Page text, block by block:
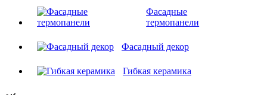
Фасадные
термопанели
Фасадный декор
Гибкая керамика